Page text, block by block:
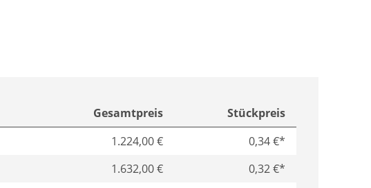
Gesamtpreis
Stückpreis
1.224,00 €
0,34 €*
1.632,00 €
0,32 €*